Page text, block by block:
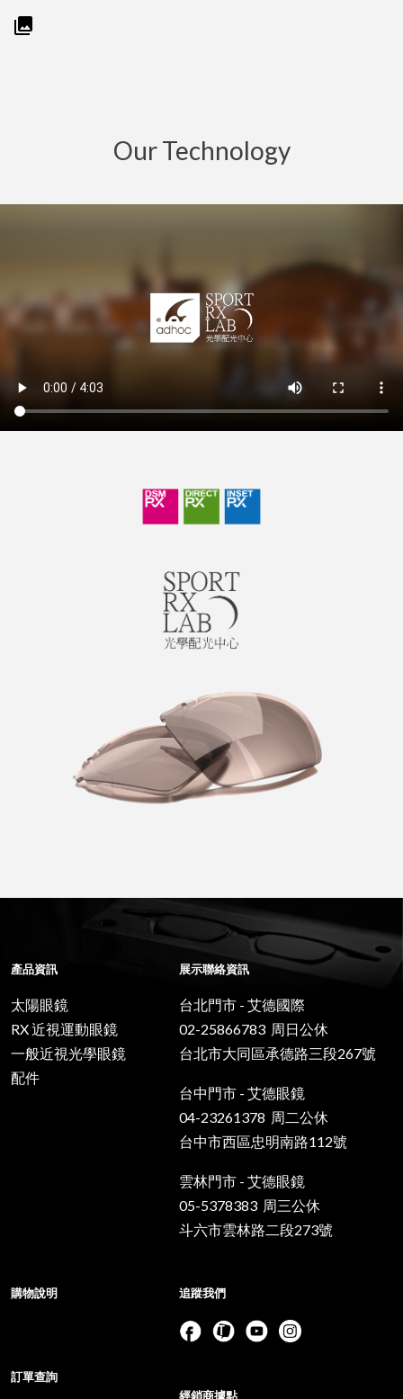
Our Technology
產品資訊
太陽眼鏡
RX 近視運動眼鏡
一般近視光學眼鏡
配件
展示聯絡資訊
台北門市 - 艾德國際
02-25866783 周日公休
台北市大同區承德路三段267號
台中門市 - 艾德眼鏡
04-23261378 周二公休
台中市西區忠明南路112號
雲林門市 - 艾德眼鏡
05-5378383 周三公休
斗六市雲林路二段273號
購物說明
訂單查詢
追蹤我們
經銷商據點